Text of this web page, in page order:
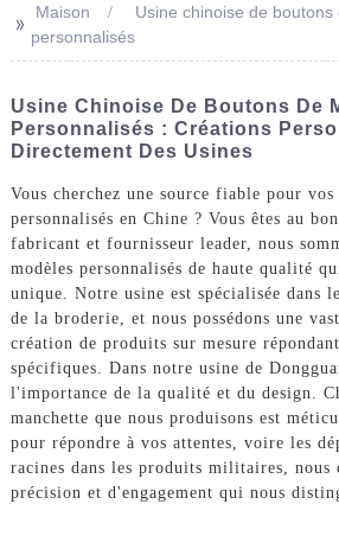
>> Maison
Usine chinoise de boutons
personnalisés
Usine Chinoise De Boutons De
Personnalisés : Créations
Directement Des Usines
Vous cherchez une source fiable pour vos
personnalisés en Chine ? Vous êtes au
fabricant et fournisseur leader, nous
modèles personnalisés de haute qualité
unique. Notre usine est spécialisée dans
de la broderie, et nous possédons une
création de produits sur mesure
spécifiques. Dans notre usine de
l'importance de la qualité et du design.
manchette que nous produisons est
pour répondre à vos attentes, voire les
racines dans les produits militaires, nous
précision et d'engagement qui nous